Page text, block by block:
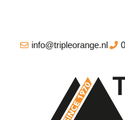
info@tripleorange.nl